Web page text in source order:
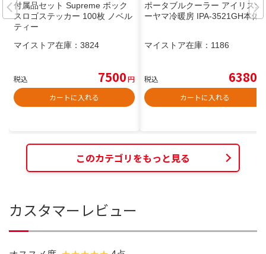
付属品セット Supreme ボック
スロゴステッカー 100枚 ノベル
ティー
マイストア在庫： 3824
税込 7500円
カートに入れる
ポータブルクーラー アイリスオ
ーヤマ冷暖房 IPA-3521GH本体
マイストア在庫： 1186
税込 6380
カートに入れる
このカテゴリをもっと見る
カスタマーレビュー